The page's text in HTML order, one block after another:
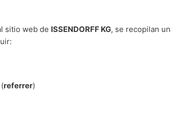
sitio web de ISSENDORFF KG, se recopilan
referrer)